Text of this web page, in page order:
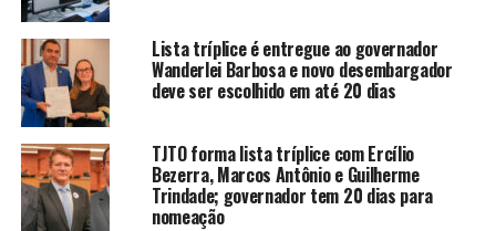
Lista tríplice é entregue ao governador
Wanderlei Barbosa e novo desembargador
deve ser escolhido em até 20 dias
TJTO forma lista tríplice com Ercílio
Bezerra, Marcos Antônio e Guilherme
Trindade; governador tem 20 dias para
nomeação